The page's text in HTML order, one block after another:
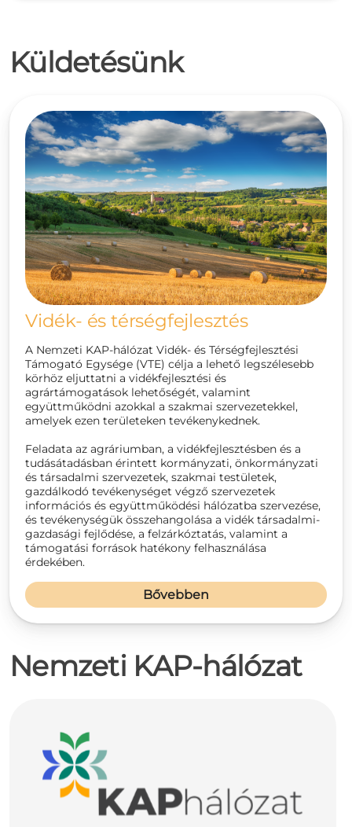
Küldetésünk
Vidék- és térségfejlesztés
A Nemzeti KAP-hálózat Vidék- és Térségfejlesztési
Támogató Egysége (VTE) célja a lehető legszélesebb
körhöz eljuttatni a vidékfejlesztési és
agrártámogatások lehetőségét, valamint
együttműködni azokkal a szakmai szervezetekkel,
amelyek ezen területeken tevékenykednek.
Feladata az agráriumban, a vidékfejlesztésben és a
tudásátadásban érintett kormányzati, önkormányzati
és társadalmi szervezetek, szakmai testületek,
gazdálkodó tevékenységet végző szervezetek
információs és együttműködési hálózatba szervezése,
és tevékenységük összehangolása a vidék társadalmi-
gazdasági fejlődése, a felzárkóztatás, valamint a
támogatási források hatékony felhasználása
érdekében.
Bővebben
Nemzeti KAP-hálózat